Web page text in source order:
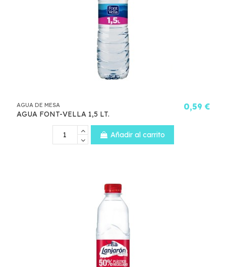
AGUA DE MESA
AGUA FONT-VELLA 1,5 LT.
0,59 €
Añadir al carrito